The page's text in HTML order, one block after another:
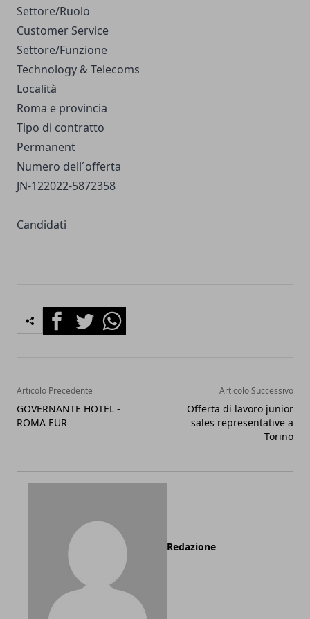
Settore/Ruolo
Customer Service
Settore/Funzione
Technology & Telecoms
Località
Roma e provincia
Tipo di contratto
Permanent
Numero dell´offerta
JN-122022-5872358
Candidati
FacebookTwitterWhatsapp
Articolo Precedente
GOVERNANTE HOTEL -
ROMA EUR
Articolo Successivo
Offerta di lavoro junior
sales representative a
Torino
Redazione